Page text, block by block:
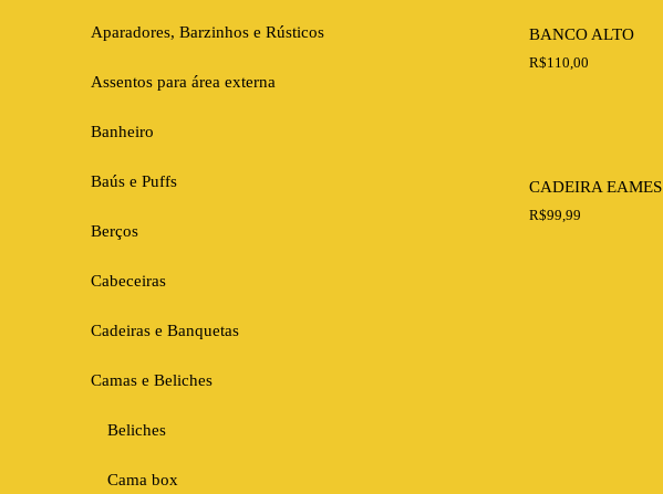
BANCO ALTO
R$110,00
CADEIRA EAMES
R$99,99
Aparadores, Barzinhos e Rústicos
Assentos para área externa
Banheiro
Baús e Puffs
Berços
Cabeceiras
Cadeiras e Banquetas
Camas e Beliches
Beliches
Cama box